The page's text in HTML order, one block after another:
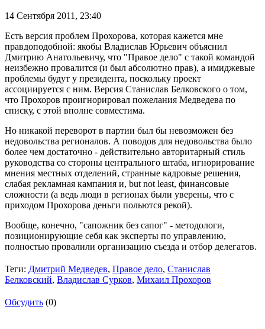
14 Сентября 2011, 23:40
Есть версия проблем Прохорова, которая кажется мне
правдоподобной: якобы Владислав Юрьевич объяснил
Дмитрию Анатольевичу, что "Правое дело" с такой командой
неизбежно провалится (и был абсолютно прав), а имиджевые
проблемы будут у президента, поскольку проект
ассоциируется с ним. Версия Станислав Белковского о том,
что Прохоров проигнорировал пожелания Медведева по
списку, с этой вполне совместима.
Но никакой переворот в партии был бы невозможен без
недовольства регионалов. А поводов для недовольства было
более чем достаточно - действительно авторитарный стиль
руководства со стороны центрального штаба, игнорирование
мнения местных отделений, странные кадровые решения,
слабая рекламная кампания и, but not least, финансовые
сложности (а ведь люди в регионах были уверены, что с
приходом Прохорова деньги польются рекой).
Вообще, конечно, "сапожник без сапог" - методологи,
позиционирующие себя как эксперты по управлению,
полностью провалили организацию съезда и отбор делегатов.
Теги: Дмитрий Медведев, Правое дело, Станислав
Белковский, Владислав Сурков, Михаил Прохоров
Обсудить (0)